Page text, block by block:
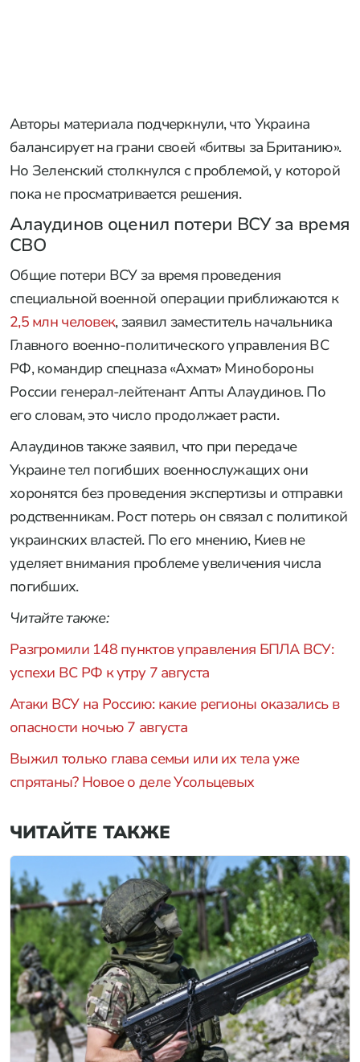
Авторы материала подчеркнули, что Украина
балансирует на грани своей «битвы за Британию».
Но Зеленский столкнулся с проблемой, у которой
пока не просматривается решения.
Алаудинов оценил потери ВСУ за время
СВО
Общие потери ВСУ за время проведения
специальной военной операции приближаются к
2,5 млн человек, заявил заместитель начальника
Главного военно-политического управления ВС
РФ, командир спецназа «Ахмат» Минобороны
России генерал-лейтенант Апты Алаудинов. По
его словам, это число продолжает расти.
Алаудинов также заявил, что при передаче
Украине тел погибших военнослужащих они
хоронятся без проведения экспертизы и отправки
родственникам. Рост потерь он связал с политикой
украинских властей. По его мнению, Киев не
уделяет внимания проблеме увеличения числа
погибших.
Читайте также:
Разгромили 148 пунктов управления БПЛА ВСУ:
успехи ВС РФ к утру 7 августа
Атаки ВСУ на Россию: какие регионы оказались в
опасности ночью 7 августа
Выжил только глава семьи или их тела уже
спрятаны? Новое о деле Усольцевых
ЧИТАЙТЕ ТАКЖЕ